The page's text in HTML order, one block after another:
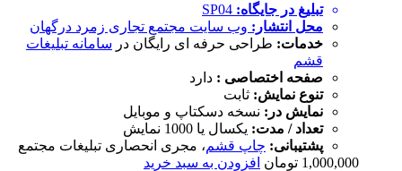
تبلیغ در جایگاه:
محل انتشار: وب سایت مجتمع تجاری زمرد درگهان
خدمات: طراحی حرفه ای رایگان در سامانه تبلیغات
قشم
صفحه اختصاصی : دارد
تنوع نمایش: ثابت
نمایش در: نسخه دسکتاپ و موبایل
تعداد / مدت: یکسال یا 1000 نمایش
پشتیبانی: چاپ قشم، مجری انحصاری تبلیغات مجتمع
1,000,000 تومان افزودن به سبد خرید